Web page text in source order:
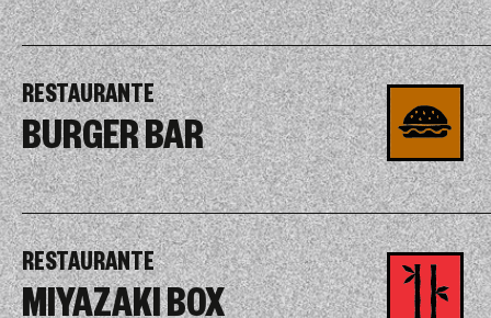
RESTAURANTE
BURGER BAR
RESTAURANTE